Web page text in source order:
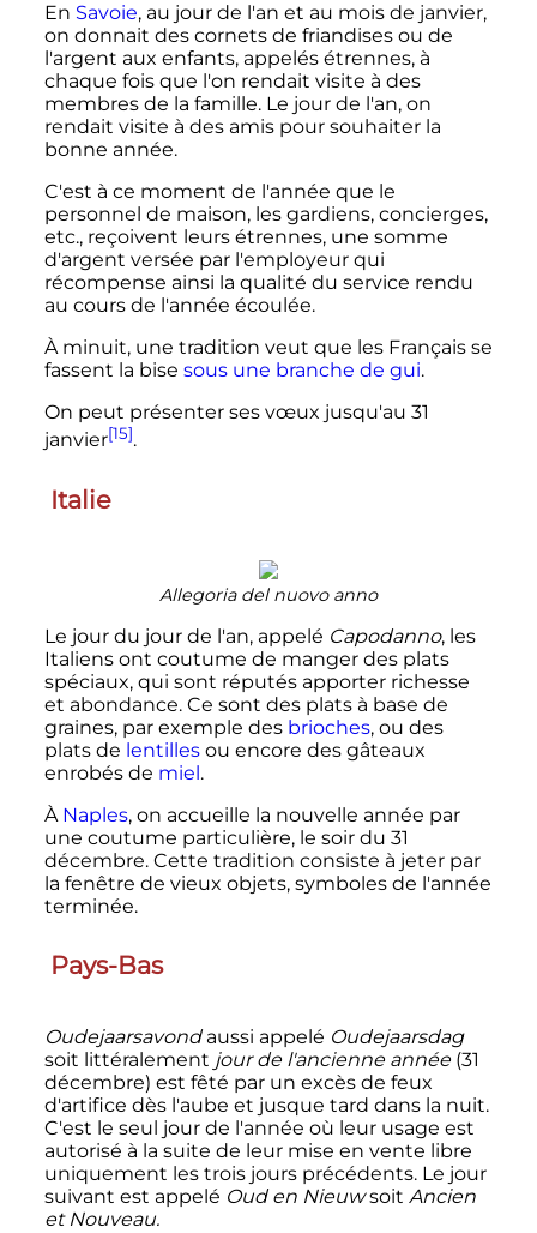
En Savoie, au jour de l'an et au mois de janvier,
on donnait des cornets de friandises ou de
l'argent aux enfants, appelés étrennes, à
chaque fois que l'on rendait visite à des
membres de la famille. Le jour de l'an, on
rendait visite à des amis pour souhaiter la
bonne année.
C'est à ce moment de l'année que le
personnel de maison, les gardiens, concierges,
etc., reçoivent leurs étrennes, une somme
d'argent versée par l'employeur qui
récompense ainsi la qualité du service rendu
au cours de l'année écoulée.
À minuit, une tradition veut que les Français se
fassent la bise sous une branche de gui.
On peut présenter ses vœux jusqu'au 31
janvier[15].
Italie
Allegoria del nuovo anno
Le jour du jour de l'an, appelé Capodanno, les
Italiens ont coutume de manger des plats
spéciaux, qui sont réputés apporter richesse
et abondance. Ce sont des plats à base de
graines, par exemple des brioches, ou des
plats de lentillesou encore des gâteaux
enrobés de miel.
À Naples, on accueille la nouvelle année par
une coutume particulière, le soir du 31
décembre. Cette tradition consiste à jeter par
la fenêtre de vieux objets, symboles de l'année
terminée.
Pays-Bas
Oudejaarsavondaussi appelé Oudejaarsdag
soit littéralement jour de l'ancienne année(31
décembre) est fêté par un excès de feux
d'artifice dès l'aube et jusque tard dans la nuit.
C'est le seul jour de l'année où leur usage est
autorisé à la suite de leur mise en vente libre
uniquement les trois jours précédents. Le jour
suivant est appelé Oud en Nieuwsoit Ancien
et Nouveau.